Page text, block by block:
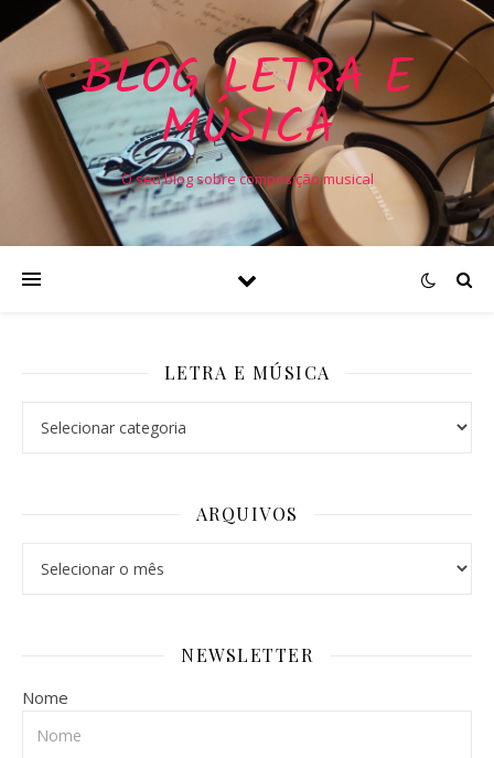
BLOG LETRA E
MÚSICA
O seu blog sobre composição musical
LETRA E MÚSICA
ARQUIVOS
NEWSLETTER
Nome